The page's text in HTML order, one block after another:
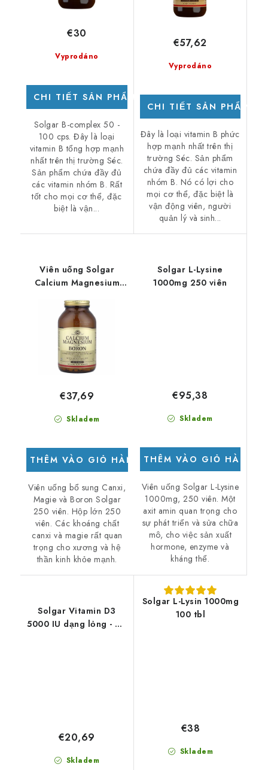
Vyprodáno
€30
CHI TIẾT SẢN PHẨM
Solgar B-complex 50 -
100 cps. Đây là loại
vitamin B tổng hợp mạnh
nhất trên thị trường Séc.
Sản phẩm chứa đầy đủ
các vitamin nhóm B. Rất
tốt cho mọi cơ thể, đặc
biệt là vận...
Vyprodáno
€57,62
CHI TIẾT SẢN PHẨM
Đây là loại vitamin B phức
hợp mạnh nhất trên thị
trường Séc. Sản phẩm
chứa đầy đủ các vitamin
nhóm B. Nó có lợi cho
mọi cơ thể, đặc biệt là
vận động viên, người
quản lý và sinh...
Viên uống Solgar
Calcium Magnesium
Skladem
€37,69
THÊM VÀO GIỎ HÀNG
Viên uống bổ sung Canxi,
Magie và Boron Solgar
250 viên. Hộp lớn 250
viên. Các khoáng chất
canxi và magie rất quan
trọng cho xương và hệ
thần kinh khỏe mạnh.
Solgar L-Lysine
1000mg 250 viên
Skladem
€95,38
THÊM VÀO GIỎ HÀNG
Viên uống Solgar L-Lysine
1000mg, 250 viên. Một
axit amin quan trọng cho
sự phát triển và sửa chữa
mô, cho việc sản xuất
hormone, enzyme và
kháng thể.
Solgar Vitamin D3
5000 IU dạng lỏng - 59
Skladem
€20,69
Solgar L-Lysin 1000mg
100 tbl
Skladem
€38